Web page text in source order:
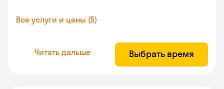
Все услуги и цены (5)
Читать дальше Выбрать время